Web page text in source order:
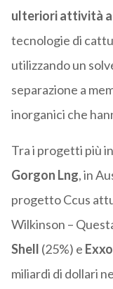
ulteriori attività
tecnologie di
utilizzando un
separazione a
inorganici che
Tra i progetti più
Gorgon Lng, in
progetto Ccus
Wilkinson –
Shell (25%) e
miliardi di dollari